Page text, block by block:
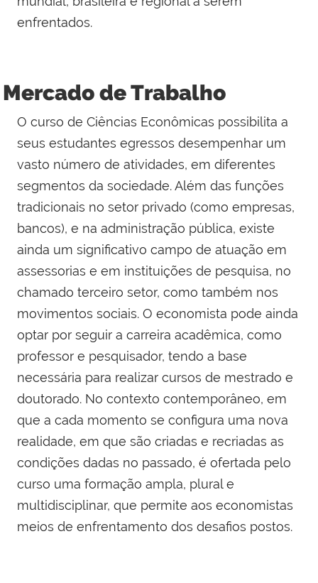
enfrentados.
Mercado de Trabalho
O curso de Ciências Econômicas possibilita a
seus estudantes egressos desempenhar um
vasto número de atividades, em diferentes
segmentos da sociedade. Além das funções
tradicionais no setor privado (como empresas,
bancos), e na administração pública, existe
ainda um significativo campo de atuação em
assessorias e em instituições de pesquisa, no
chamado terceiro setor, como também nos
movimentos sociais. O economista pode ainda
optar por seguir a carreira acadêmica, como
professor e pesquisador, tendo a base
necessária para realizar cursos de mestrado e
doutorado. No contexto contemporâneo, em
que a cada momento se configura uma nova
realidade, em que são criadas e recriadas as
condições dadas no passado, é ofertada pelo
curso uma formação ampla, plural e
multidisciplinar, que permite aos economistas
meios de enfrentamento dos desafios postos.